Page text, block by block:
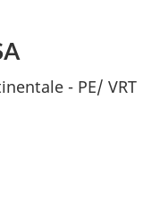
- PE/ VRT